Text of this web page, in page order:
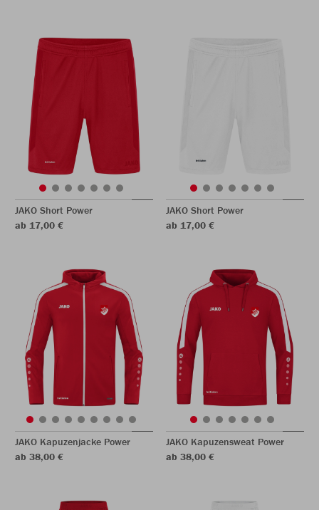
JAKO Short Power
ab 17,00 €
JAKO Short Power
ab 17,00 €
JAKO Kapuzenjacke Power
ab 38,00 €
JAKO Kapuzensweat Power
ab 38,00 €